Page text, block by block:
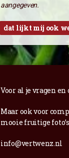
aangegeven.
dat lijkt mij ook
Voor al je vragen
Maar ook voor
mooie fruitige
info@vertwenz.nl